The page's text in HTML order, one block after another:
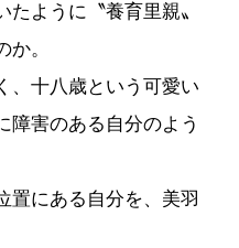
ように〝養育里親〟
。
十八歳という可愛い
障害のある自分のよう
にある自分を、美羽